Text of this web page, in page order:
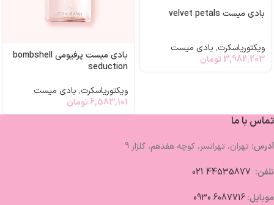
بادی میست velvet petals
ویکتوریاسکرت, بادی میست
3,982,203 تومان
بادی میست پرفیومی bombshell
seduction
ویکتوریاسکرت, بادی میست
6,583,101تومان
تماس با ما
آدرس: تهران، تهرانسر، کوچه هفدهم، گلزار 9
تلفن:
موبایل:6087716 0930